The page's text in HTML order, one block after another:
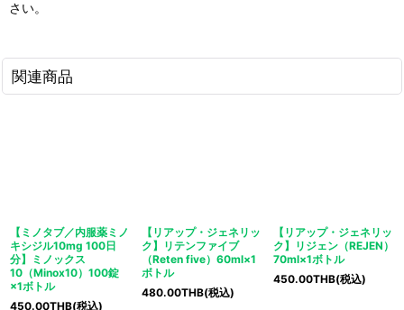
さい。
関連商品
【ミノタブ／内服薬ミノ
キシジル10mg 100日
分】ミノックス
10（Minox10）100錠
×1ボトル
450.00THB(税込)
【リアップ・ジェネリッ
ク】リテンファイブ
（Reten five）60ml×1
ボトル
480.00THB(税込)
【リアップ・ジェネリッ
ク】リジェン（REJEN）
70ml×1ボトル
450.00THB(税込)